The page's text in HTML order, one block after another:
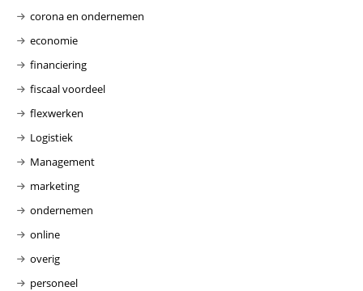
corona en ondernemen
economie
financiering
fiscaal voordeel
flexwerken
Logistiek
Management
marketing
ondernemen
online
overig
personeel